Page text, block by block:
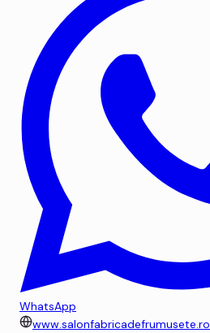
WhatsApp
www.salonfabricadefrumusete.ro